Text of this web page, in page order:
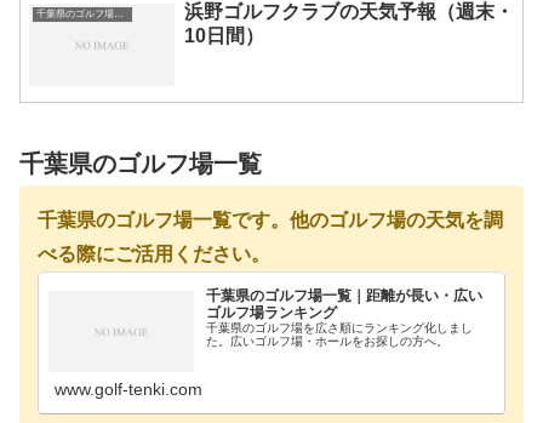
千葉県のゴルフ場一覧｜距離が長い・広いゴルフ場ランキング
浜野ゴルフクラブの天気予報（週末・
10日間）
千葉県のゴルフ場一覧
千葉県のゴルフ場一覧です。他のゴルフ場の天気を調
べる際にご活用ください。
千葉県のゴルフ場一覧｜距離が長い・広い
ゴルフ場ランキング
千葉県のゴルフ場を広さ順にランキング化しまし
た。広いゴルフ場・ホールをお探しの方へ。
www.golf-tenki.com